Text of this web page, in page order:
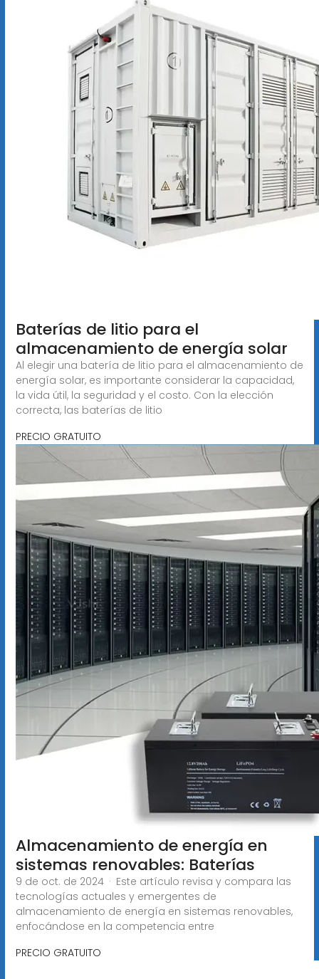
Baterías de litio para el
almacenamiento de energía solar
Al elegir una batería de litio para el almacenamiento de
energía solar, es importante considerar la capacidad,
la vida útil, la seguridad y el costo. Con la elección
correcta, las baterías de litio
PRECIO GRATUITO
Almacenamiento de energía en
sistemas renovables: Baterías
9 de oct. de 2024 · Este artículo revisa y compara las
tecnologías actuales y emergentes de
almacenamiento de energía en sistemas renovables,
enfocándose en la competencia entre
PRECIO GRATUITO